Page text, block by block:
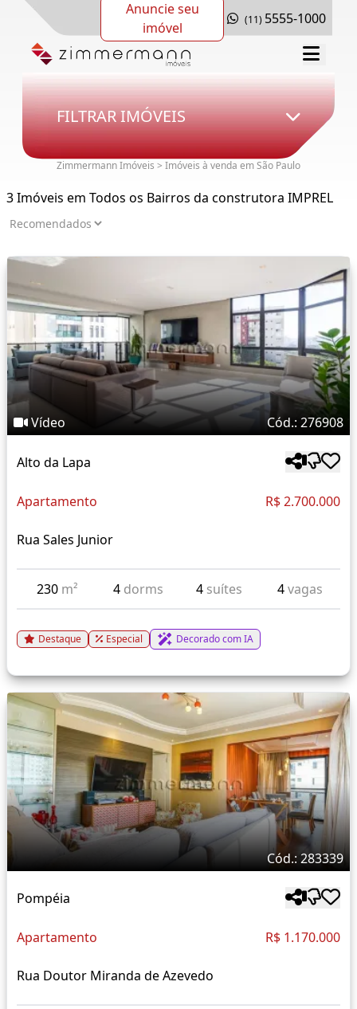
Anuncie seu
imóvel
(11) 5555-1000
FILTRAR IMÓVEIS
Zimmermann Imóveis > Imóveis à venda em São Paulo
3 Imóveis em Todos os Bairros da construtora IMPREL
Vídeo Cód.: 276908
Alto da Lapa
Apartamento R$ 2.700.000
Rua Sales Junior
230 m² 4 dorms 4 suítes 4vagas
Destaque Especial Decorado com IA
Cód.: 283339
Pompéia
Apartamento R$ 1.170.000
Rua Doutor Miranda de Azevedo